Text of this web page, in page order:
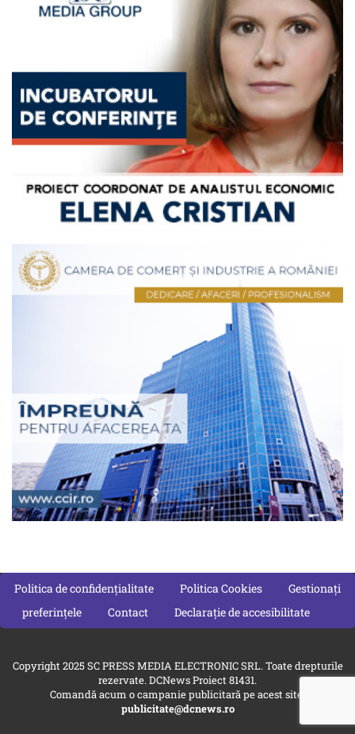
Politica de confidențialitate Politica Cookies
Gestionați
preferințele
Contact Declarație de accesibilitate
Copyright 2025 SC PRESS MEDIA ELECTRONIC SRL. Toate drepturile
rezervate. DCNews Proiect 81431.
Comandă acum o campanie publicitară pe acest site:
publicitate@dcnews.ro